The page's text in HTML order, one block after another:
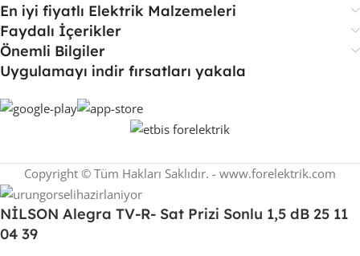
En iyi fiyatlı Elektrik Malzemeleri
Faydalı İçerikler
Önemli Bilgiler
Uygulamayı indir fırsatları yakala
Copyright © Tüm Hakları Saklıdır. - www.forelektrik.com
NİLSON Alegra TV-R- Sat Prizi Sonlu 1,5 dB 25 11
04 39